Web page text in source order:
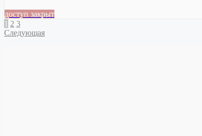
доступ закрыт
1 2 3
Следующая